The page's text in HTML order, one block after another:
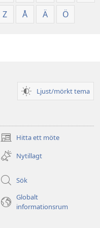
Z Å Ä Ö
Ljust/mörkt tema
Hitta ett möte
(öppnar
nytt
fönster)
Nytillagt
Sök
Globalt
informationsrum